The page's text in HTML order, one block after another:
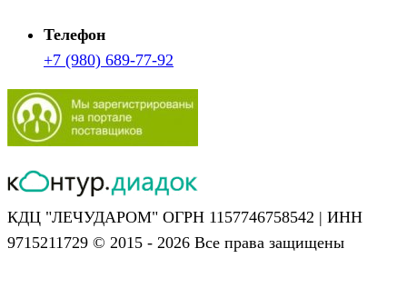
Телефон
+7 (980) 689-77-92
КДЦ "ЛЕЧУДАРОМ" ОГРН 1157746758542 | ИНН
9715211729 © 2015 - 2026 Все права защищены